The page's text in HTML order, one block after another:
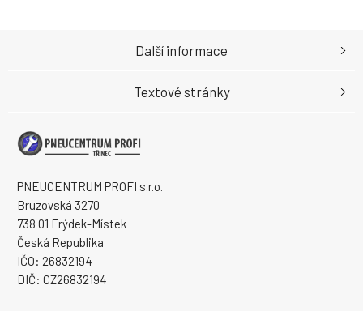
PNEUCENTRUM PROFI s.r.o.
Bruzovská 3270
738 01 Frýdek-Místek
Česká Republika
IČO: 26832194
DIČ: CZ26832194
Další informace
Textové stránky